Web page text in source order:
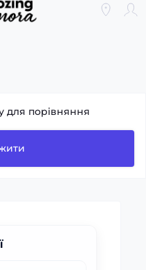
для порівняння